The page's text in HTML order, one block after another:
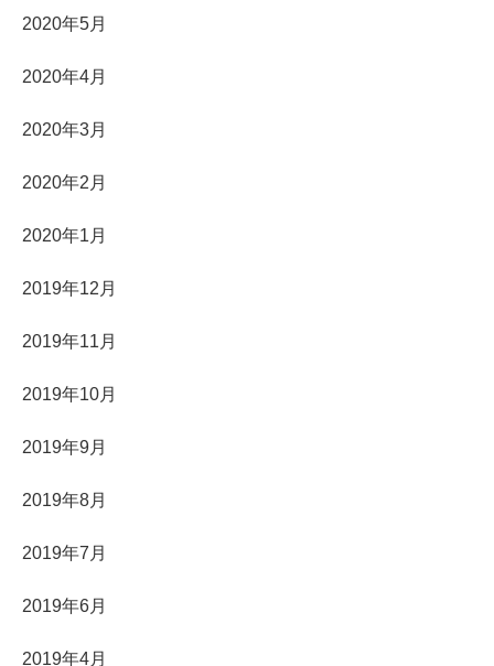
2020年5月
2020年4月
2020年3月
2020年2月
2020年1月
2019年12月
2019年11月
2019年10月
2019年9月
2019年8月
2019年7月
2019年6月
2019年4月